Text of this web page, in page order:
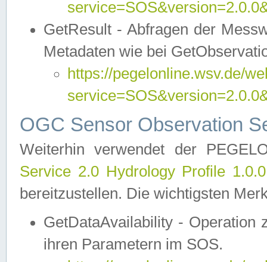
GetResult - Abfragen der
Metadaten wie bei
https://pegelonline.wsv.de/
OGC Sensor Observation
Weiterhin verwendet der
Service 2.0 Hydrology Profile
bereitzustellen. Die wichtigsten
GetDataAvailability - Operation
ihren Parametern im SOS.